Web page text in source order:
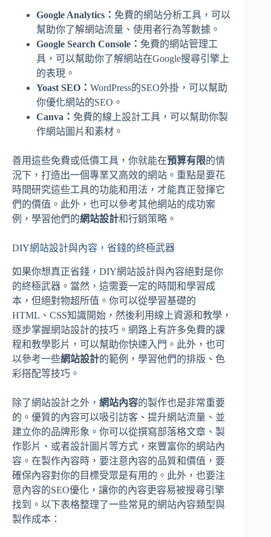
Google Analytics： 免費的網站分析工具，可以
幫助你了解網站流量、使用者行為等數據。
Google Search Console： 免費的網站管理工
具，可以幫助你了解網站在Google搜尋引擎上
的表現。
Yoast SEO： WordPress的SEO外掛，可以幫助
你優化網站的SEO。
Canva： 免費的線上設計工具，可以幫助你製
作網站圖片和素材。
善用這些免費或低價工具，你就能在預算有限的情
況下，打造出一個專業又高效的網站。重點是要花
時間研究這些工具的功能和用法，才能真正發揮它
們的價值。此外，也可以參考其他網站的成功案
例，學習他們的網站設計和行銷策略。
DIY網站設計與內容，省錢的終極武器
如果你想真正省錢，DIY網站設計與內容絕對是你
的終極武器。當然，這需要一定的時間和學習成
本，但絕對物超所值。你可以從學習基礎的
HTML、CSS知識開始，然後利用線上資源和教學，
逐步掌握網站設計的技巧。網路上有許多免費的課
程和教學影片，可以幫助你快速入門。此外，也可
以參考一些網站設計的範例，學習他們的排版、色
彩搭配等技巧。
除了網站設計之外， 網站內容的製作也是非常重要
的。優質的內容可以吸引訪客、提升網站流量、並
建立你的品牌形象。你可以從撰寫部落格文章、製
作影片、或者設計圖片等方式，來豐富你的網站內
容。在製作內容時，要注意內容的品質和價值，要
確保內容對你的目標受眾是有用的。此外，也要注
意內容的SEO優化，讓你的內容更容易被搜尋引擎
找到。以下表格整理了一些常見的網站內容類型與
製作成本：